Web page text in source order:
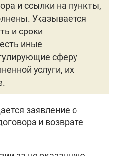
и ссылки на пункты,
Указывается
и сроки
иные
сферу
услуги, их
заявление о
и возврате